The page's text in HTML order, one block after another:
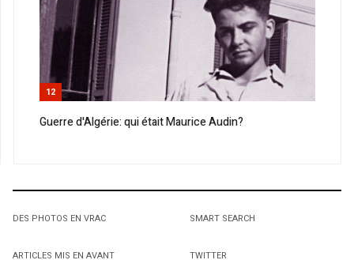
12
Guerre d'Algérie: qui était Maurice Audin?
DES PHOTOS EN VRAC SMART SEARCH
ARTICLES MIS EN AVANT TWITTER